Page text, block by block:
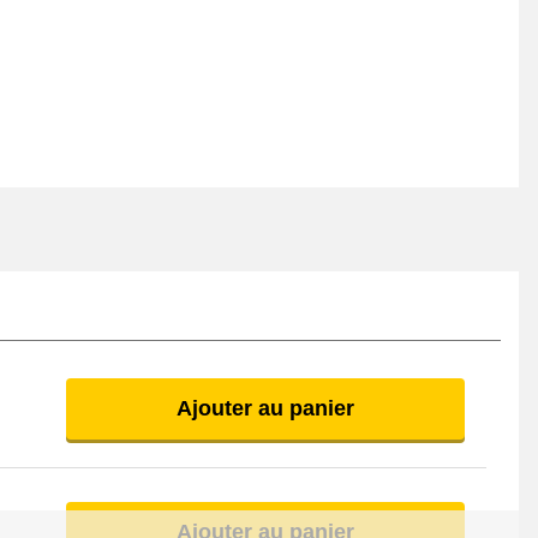
Ajouter au panier
Ajouter au panier